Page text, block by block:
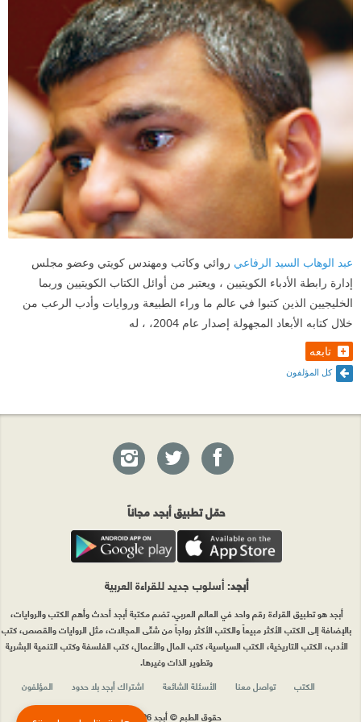
عبد الوهاب السيد الرفاعي روائي وكاتب ومهندس كويتي وعضو مجلس
إدارة رابطة الأدباء الكويتيين ، ويعتبر من أوائل الكتاب الكويتيين وربما
الخليجيين الذين كتبوا في عالم ما وراء الطبيعة وروايات وأدب الرعب من
خلال كتابه الأبعاد المجهولة إصدار عام 2004، ، له
تابعه
كل المؤلفون
حمّل تطبيق أبجد مجاناً
أبجد: أسلوب جديد للقراءة العربية
أبجد هو تطبيق القراءة رقم واحد في العالم العربي. تضم مكتبة أبجد أحدث وأهم الكتب والروايات،
بالإضافة إلى الكتب الأكثر مبيعاً والكتب الأكثر رواجاً من شتّى المجالات، مثل الروايات والقصص، كتب
الأدب، الكتب التاريخية، الكتب السياسية، كتب المال والأعمال، كتب الفلسفة وكتب التنمية البشرية
وتطوير الذات وغيرها.
الكتب
تواصل معنا الأسئلة الشائعة اشتراك أبجد بلا حدود
المؤلفون
حقوق الطبع © أبجد 2026